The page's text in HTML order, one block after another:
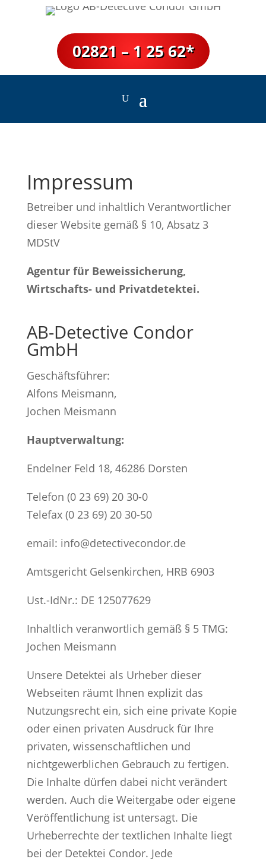
02821 – 1 25 62*
Impressum
Betreiber und inhaltlich Verantwortlicher
dieser Website gemäß § 10, Absatz 3
MDStV
Agentur für Beweissicherung,
Wirtschafts- und Privatdetektei.
AB-Detective Condor
GmbH
Geschäftsführer:
Alfons Meismann,
Jochen Meismann
Hauptverwaltung:
Endelner Feld 18, 46286 Dorsten
Telefon (0 23 69) 20 30-0
Telefax (0 23 69) 20 30-50
email: info@detectivecondor.de
Amtsgericht Gelsenkirchen, HRB 6903
Ust.-IdNr.: DE 125077629
Inhaltlich veranwortlich gemäß § 5 TMG:
Jochen Meismann
Unsere Detektei als Urheber dieser
Webseiten räumt Ihnen explizit das
Nutzungsrecht ein, sich eine private Kopie
oder einen privaten Ausdruck für Ihre
privaten, wissenschaftlichen und
nichtgewerblichen Gebrauch zu fertigen.
Die Inhalte dürfen dabei nicht verändert
werden. Auch die Weitergabe oder eigene
Veröffentlichung ist untersagt. Die
Urheberrechte der textlichen Inhalte liegt
bei der Detektei Condor. Jede